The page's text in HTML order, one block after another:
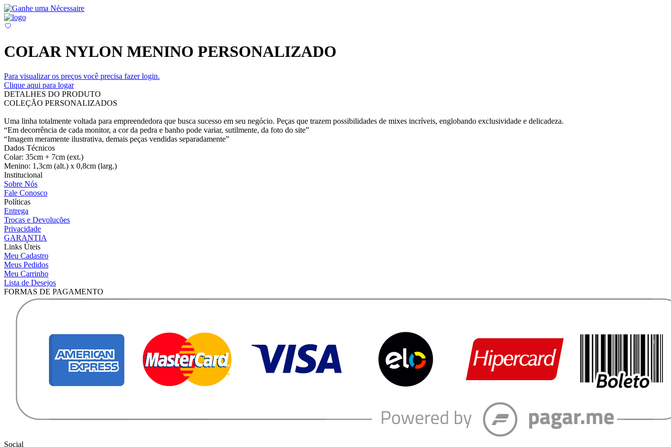
COLAR NYLON MENINO PERSONALIZADO
Para visualizar os preços você precisa fazer login.
Clique aqui para logar
DETALHES DO PRODUTO
COLEÇÃO PERSONALIZADOS
Uma linha totalmente voltada para empreendedora que busca sucesso em seu negócio. Peças que trazem possibilidades de mixes incríveis, englobando exclusividade e delicadeza.
“Em decorrência de cada monitor, a cor da pedra e banho pode variar, sutilmente, da foto do site”
“Imagem meramente ilustrativa, demais peças vendidas separadamente”
Dados Técnicos
Colar: 35cm + 7cm (ext.)
Menino: 1,3cm (alt.) x 0,8cm (larg.)
Institucional
Sobre Nós
Fale Conosco
Políticas
Entrega
Trocas e Devoluções
Privacidade
GARANTIA
Links Úteis
Meu Cadastro
Meus Pedidos
Meu Carrinho
Lista de Desejos
FORMAS DE PAGAMENTO
Social